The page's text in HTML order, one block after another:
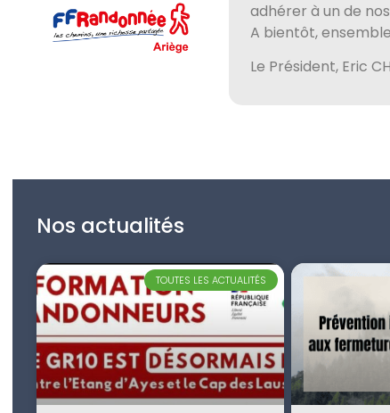
adhérer à un de
A bientôt,
Le Président, Eric
Nos actualités
TOUTES LES ACTUALITÉS